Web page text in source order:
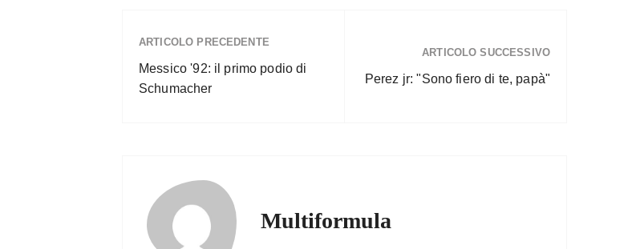
ARTICOLO PRECEDENTE
Messico '92: il primo podio di
Schumacher
ARTICOLO SUCCESSIVO
Perez jr: "Sono fiero di te, papà"
Multiformula